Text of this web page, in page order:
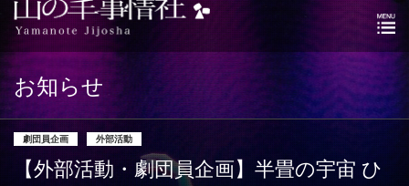
お知らせ
劇団員企画 外部活動
【外部活動・劇団員企画】半畳の宇宙 ひ